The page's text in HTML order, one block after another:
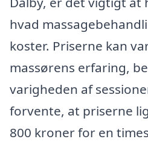
hvad
koster. Priserne kan
massørens erfaring,
varigheden af
forvente, at priserne
800 kroner for en